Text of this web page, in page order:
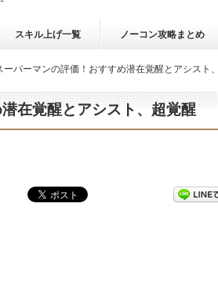
スキル上げ一覧 ノーコン攻略まとめ
ーパーマンの評価！おすすめ潜在覚醒とアシスト
在覚醒とアシスト、超覚醒